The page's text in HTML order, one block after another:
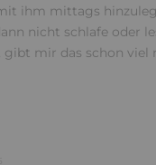
ihm mittags
nicht schlafe oder
gibt mir das schon viel